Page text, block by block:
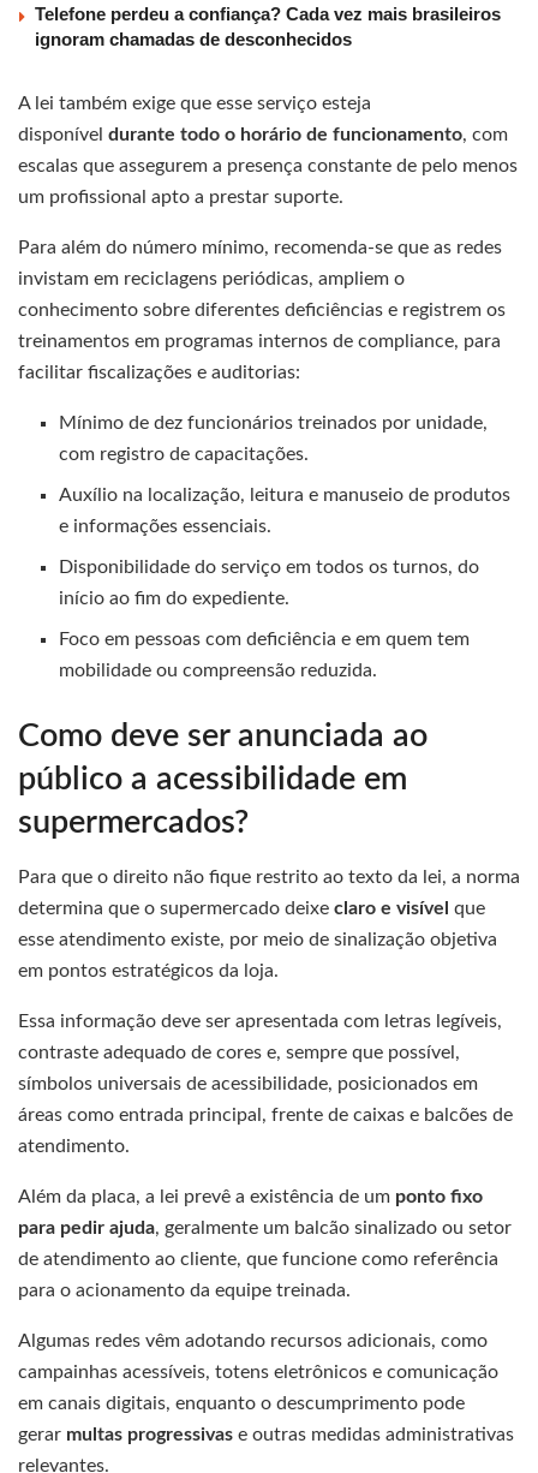
Telefone perdeu a confiança? Cada vez mais brasileiros
ignoram chamadas de desconhecidos
A lei também exige que esse serviço esteja
disponível durante todo o horário de funcionamento, com
escalas que assegurem a presença constante de pelo menos
um profissional apto a prestar suporte.
Para além do número mínimo, recomenda-se que as redes
invistam em reciclagens periódicas, ampliem o
conhecimento sobre diferentes deficiências e registrem os
treinamentos em programas internos de compliance, para
facilitar fiscalizações e auditorias:
Mínimo de dez funcionários treinados por unidade,
com registro de capacitações.
Auxílio na localização, leitura e manuseio de produtos
e informações essenciais.
Disponibilidade do serviço em todos os turnos, do
início ao fim do expediente.
Foco em pessoas com deficiência e em quem tem
mobilidade ou compreensão reduzida.
Como deve ser anunciada ao
público a acessibilidade em
supermercados?
Para que o direito não fique restrito ao texto da lei, a norma
determina que o supermercado deixe claro e visível que
esse atendimento existe, por meio de sinalização objetiva
em pontos estratégicos da loja.
Essa informação deve ser apresentada com letras legíveis,
contraste adequado de cores e, sempre que possível,
símbolos universais de acessibilidade, posicionados em
áreas como entrada principal, frente de caixas e balcões de
atendimento.
Além da placa, a lei prevê a existência de um ponto fixo
para pedir ajuda, geralmente um balcão sinalizado ou setor
de atendimento ao cliente, que funcione como referência
para o acionamento da equipe treinada.
Algumas redes vêm adotando recursos adicionais, como
campainhas acessíveis, totens eletrônicos e comunicação
em canais digitais, enquanto o descumprimento pode
gerar multas progressivas e outras medidas administrativas
relevantes.